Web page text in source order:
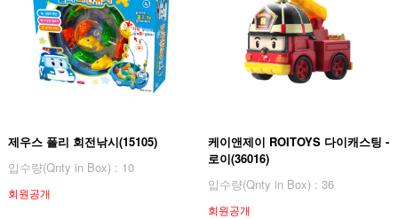
제우스 폴리 회전낚시(15105)
입수량(Qnty in Box) : 10
회원공개
케이앤제이 ROITOYS 다이캐스팅 -
로이(36016)
입수량(Qnty in Box) : 36
회원공개